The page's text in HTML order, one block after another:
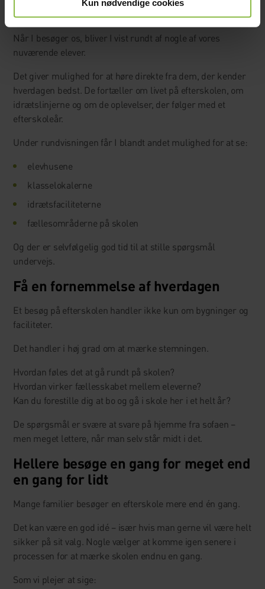
Kun nødvendige cookies
Rundvisning med elever
Når I besøger os, bliver I vist rundt af nogle af vores
nuværende elever.
Det giver mulighed for at høre direkte fra dem, der kender
hverdagen bedst. De fortæller om livet på efterskolen, om
idrætslinjerne og om de oplevelser, der følger med et
efterskoleår.
Under rundvisningen får I blandt andet mulighed for at se:
elevhusene
klasselokalerne
idrætsfaciliteterne
fællesområderne på skolen
Og der er selvfølgelig god tid til at stille spørgsmål
undervejs.
Få en fornemmelse af hverdagen
Et besøg på efterskolen handler ikke kun om bygninger og
faciliteter.
Det handler i høj grad om at mærke stemningen.
Hvordan føles det at gå rundt på skolen?
Hvordan virker fællesskabet mellem eleverne?
Kan du forestille dig at bo og gå i skole her i et helt år?
De spørgsmål er svære at svare på hjemme fra sofaen –
men meget lettere, når man selv står midt i det.
Hellere besøge en gang for meget end
en gang for lidt
Mange familier besøger en efterskole mere end én gang.
Det kan være en god idé – især hvis man gerne vil være helt
sikker på sit valg. Nogle vælger at komme igen senere i
processen for at mærke skolen endnu en gang.
Som vi plejer at sige: